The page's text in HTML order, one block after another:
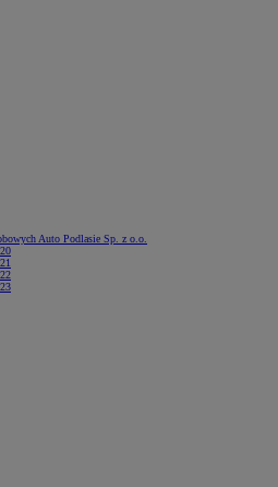
Auto Podlasie Sp. z o.o.